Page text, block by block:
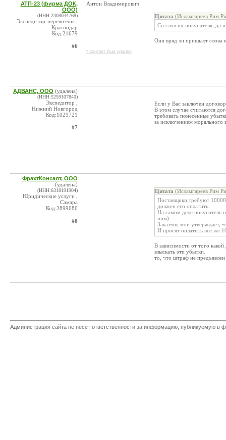
АТП-23 (фирма ДОК,
ООО)
(ИНН:2308034768)
Экспедитор-перевозчик ,
Краснодар
Код:21679
#6
Антон Владимирович
* контакт был удален
Цитата (Исламгареев Рим
Со слов их покупателя, да
Они вряд ли пришьют слова
АДВАНС, ООО (удалена)
(ИНН:5259107840)
Экспедитор ,
Нижний Новгород
Код:1029721
#7
Если у Вас заключен
В этом случае считаются
требовать понесенные
за исключением морального
ФрахтКонсалт, ООО
(удалена)
(ИНН:6318191904)
Юридические услуги ,
Самара
Код:2899686
#8
Цитата (Исламгареев Рим
Поставщики требуют
должен его оплатить.
На самом деле покупатель
ним)
Заказчик мои утверждает,
И просят оплатить всё же
В зависимости от того
взыскать эти убытки.
то, что штраф не предъявлен
Администрация сайта не несет ответственности за информацию, публикуемую